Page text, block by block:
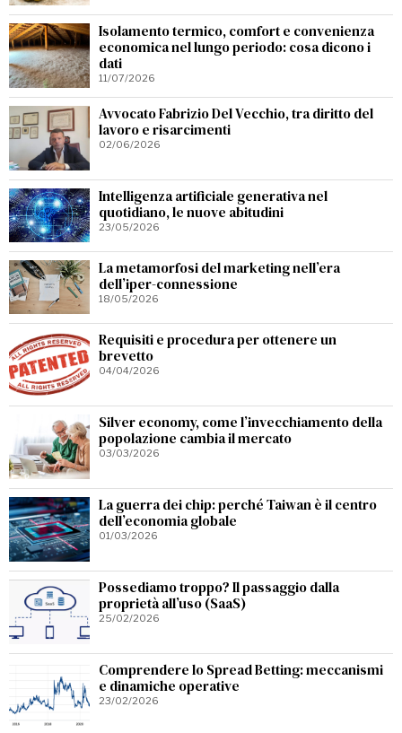
Isolamento termico, comfort e convenienza
economica nel lungo periodo: cosa dicono i
dati
11/07/2026
Avvocato Fabrizio Del Vecchio, tra diritto del
lavoro e risarcimenti
02/06/2026
Intelligenza artificiale generativa nel
quotidiano, le nuove abitudini
23/05/2026
La metamorfosi del marketing nell’era
dell’iper-connessione
18/05/2026
Requisiti e procedura per ottenere un
brevetto
04/04/2026
Silver economy, come l’invecchiamento della
popolazione cambia il mercato
03/03/2026
La guerra dei chip: perché Taiwan è il centro
dell’economia globale
01/03/2026
Possediamo troppo? Il passaggio dalla
proprietà all’uso (SaaS)
25/02/2026
Comprendere lo Spread Betting: meccanismi
e dinamiche operative
23/02/2026